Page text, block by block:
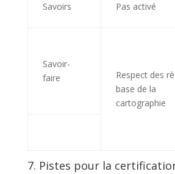
Savoirs Pas activé
Savoir-
faire
Respect des
base de la
cartographie
7. Pistes pour la